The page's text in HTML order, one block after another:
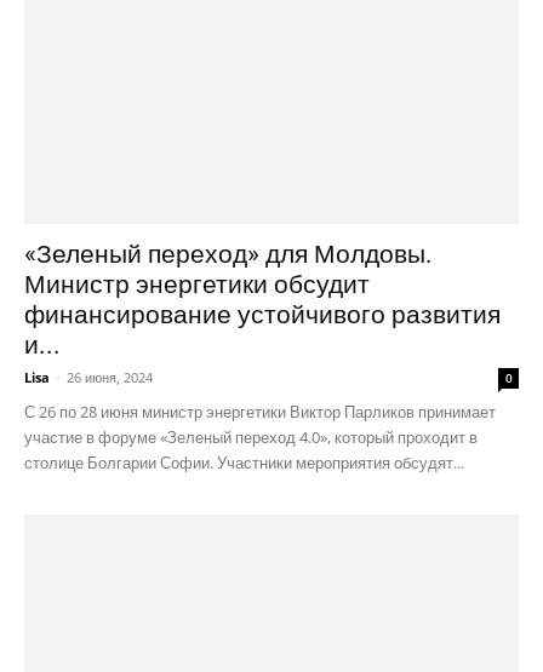
«Зеленый переход» для Молдовы.
Министр энергетики обсудит
финансирование устойчивого развития
и...
Lisa - 26 июня, 2024 0
С 26 по 28 июня министр энергетики Виктор Парликов принимает
участие в форуме «Зеленый переход 4.0», который проходит в
столице Болгарии Софии. Участники мероприятия обсудят...